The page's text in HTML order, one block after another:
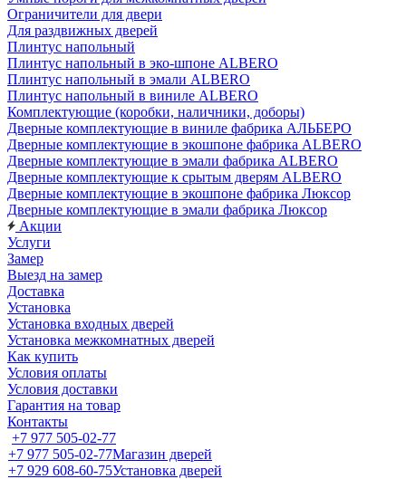
Ограничители для двери
Для раздвижных дверей
Плинтус напольный
Плинтус напольный в эко-шпоне ALBERO
Плинтус напольный в эмали ALBERO
Плинтус напольный в виниле ALBERO
Комплектующие (коробки, наличники, доборы)
Дверные комплектующие в виниле фабрика АЛЬБЕРО
Дверные комплектующие в экошпоне фабрика ALBERO
Дверные комплектующие в эмали фабрика ALBERO
Дверные комплектующие к срытым дверям ALBERO
Дверные комплектующие в экошпоне фабрика Люксор
Дверные комплектующие в эмали фабрика Люксор
Акции
Услуги
Замер
Выезд на замер
Доставка
Установка
Установка входных дверей
Установка межкомнатных дверей
Как купить
Условия оплаты
Условия доставки
Гарантия на товар
Контакты
+7 977 505-02-77
+7 977 505-02-77Магазин дверей
+7 929 608-60-75Установка дверей